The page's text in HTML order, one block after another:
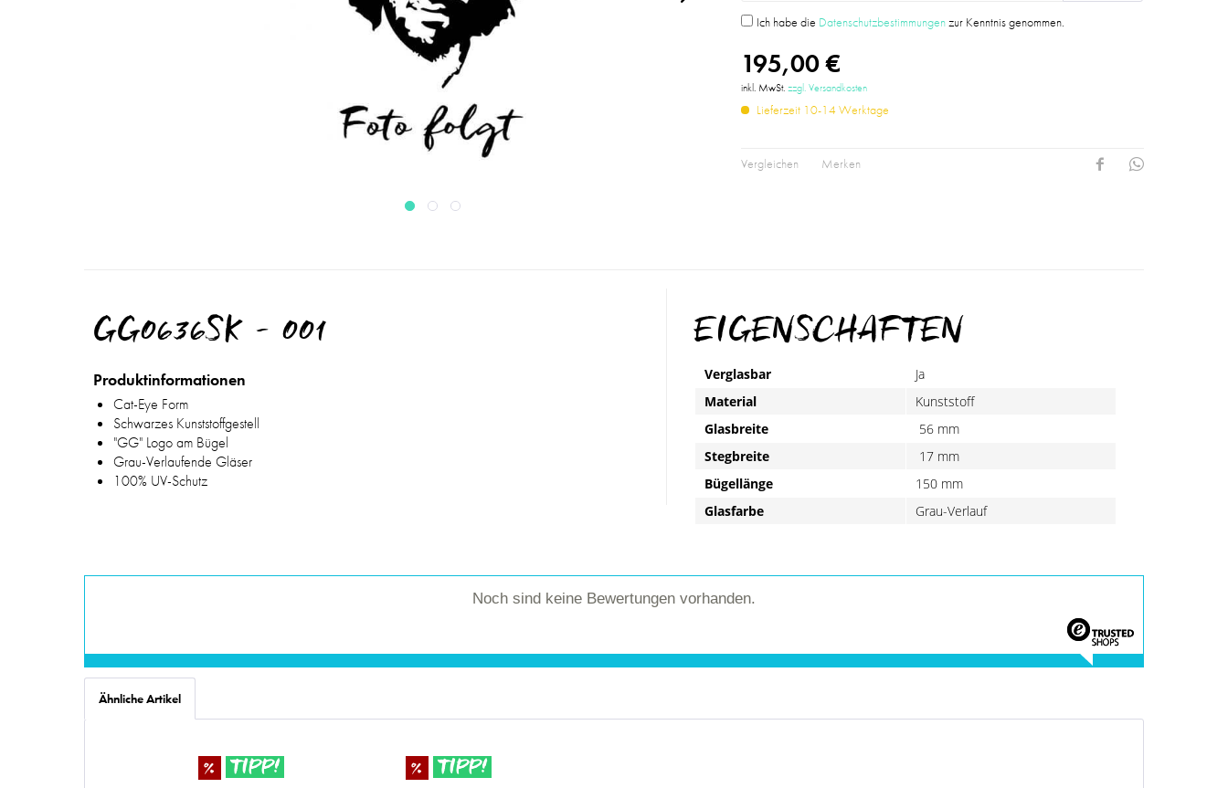
Ich habe die Datenschutzbestimmungenzur Kenntnis genommen.
195,00 €
inkl. MwSt.zzgl. Versandkosten
Lieferzeit 10-14 Werktage
Vergleichen Merken
GG0636SK - 001
Produktinformationen
Cat-Eye Form
Schwarzes Kunststoffgestell
"GG" Logo am Bügel
Grau-Verlaufende Gläser
100% UV-Schutz
EIGENSCHAFTEN
Verglasbar
Ja
Material
Kunststoff
Glasbreite
56 mm
Stegbreite
17 mm
Bügellänge
150 mm
Glasfarbe
Grau-Verlauf
Noch sind keine Bewertungen vorhanden.
Ähnliche Artikel
% TIPP! % TIPP!